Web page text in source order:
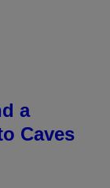
a
Caves